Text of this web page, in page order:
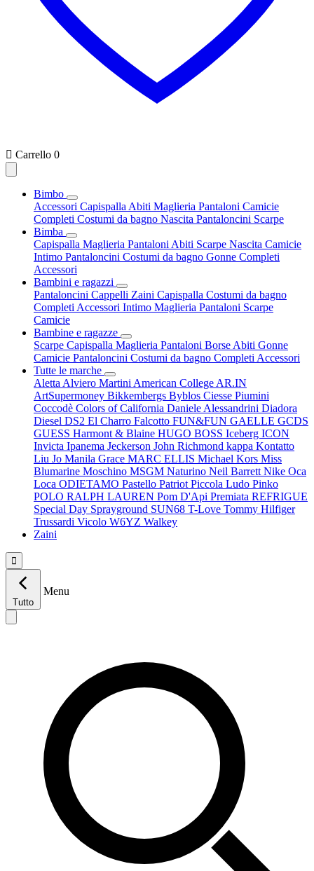
 Carrello 0
Bimbo
Accessori Capispalla Abiti Maglieria Pantaloni Camicie
Completi Costumi da bagno Nascita Pantaloncini Scarpe
Bimba
Capispalla Maglieria Pantaloni Abiti Scarpe Nascita Camicie
Intimo Pantaloncini Costumi da bagno Gonne Completi
Accessori
Bambini e ragazzi
Pantaloncini Cappelli Zaini Capispalla Costumi da bagno
Completi Accessori Intimo Maglieria Pantaloni Scarpe
Camicie
Bambine e ragazze
Scarpe Capispalla Maglieria Pantaloni Borse Abiti Gonne
Camicie Pantaloncini Costumi da bagno Completi Accessori
Tutte le marche
Aletta Alviero Martini American College AR.IN
ArtSupermoney Bikkembergs Byblos Ciesse Piumini
Coccodè Colors of California Daniele Alessandrini Diadora
Diesel DS2 El Charro Falcotto FUN&FUN GAELLE GCDS
GUESS Harmont & Blaine HUGO BOSS Iceberg ICON
Invicta Ipanema Jeckerson John Richmond kappa Kontatto
Liu Jo Manila Grace MARC ELLIS Michael Kors Miss
Blumarine Moschino MSGM Naturino Neil Barrett Nike Oca
Loca ODIETAMO Pastello Patriot Piccola Ludo Pinko
POLO RALPH LAUREN Pom D'Api Premiata REFRIGUE
Special Day Sprayground SUN68 T-Love Tommy Hilfiger
Trussardi Vicolo W6YZ Walkey
Zaini

Tutto
Menu